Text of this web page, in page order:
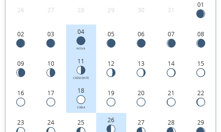
1959
26 27 28 29 30 31
01
02 03 04
NOVA
05 06 07 08
09 10 11
CRESCENTE
12 13 14 15
16 17 18
CHEIA
19 20 21 22
23 24 25 26 27 28 29